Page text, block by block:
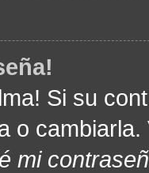
Si su
o
mi